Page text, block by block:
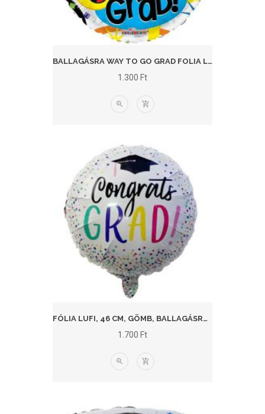
BALLAGÁSRA WAY TO GO GRAD FOLIA LUFI
1.300 Ft
FÓLIA LUFI, 46 CM, GÖMB, BALLAGÁSRA, FEHÉR, KONFETTIS
1.700 Ft